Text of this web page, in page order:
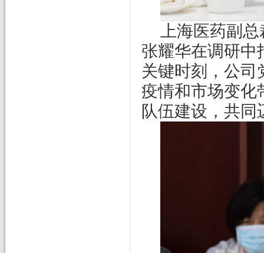
上海医药副
张耀华在调研中
关键时刻，公司
疫情和市场变化
队伍建设，共同